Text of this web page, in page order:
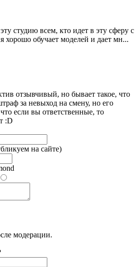
студию всем, кто идет в эту сферу с
хорошо обучает моделей и дает мн...
отзывчивый, но бывает такое, что
за невыход на смену, но его
если вы ответственные, то
:D
на сайте)
модерации.